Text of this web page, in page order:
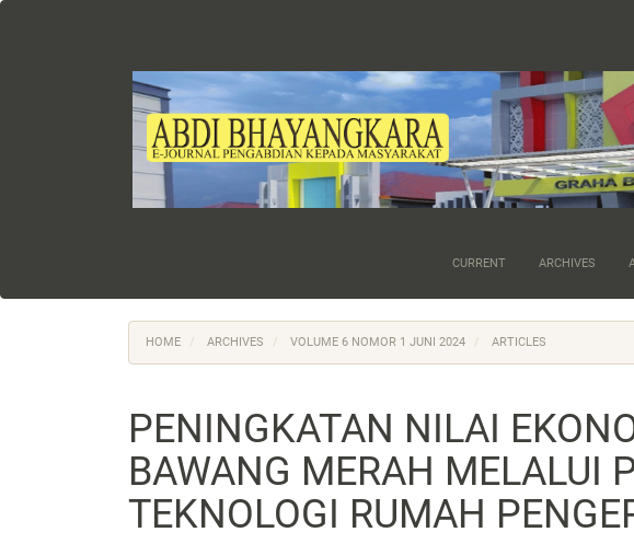
CURRENT ARCHIVES
HOME ARCHIVES VOLUME 6 NOMOR 1 JUNI 2024 ARTICLES
PENINGKATAN NILAI
BAWANG MERAH MELALUI
TEKNOLOGI RUMAH